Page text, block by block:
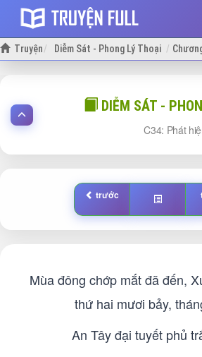
Truyện Diễm Sát - Phong Lý Thoại
DIỄM SÁT -
34: Phát
trước
Mùa đông chớp mắt đã đến,
thứ hai mươi bảy,
An Tây đại tuyết phủ